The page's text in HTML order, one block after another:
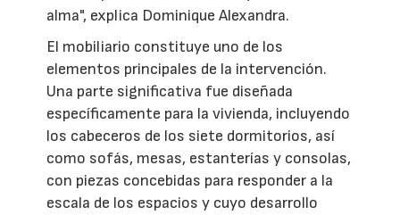
alma", explica Dominique Alexandra.
El mobiliario constituye uno de los
elementos principales de la intervención.
Una parte significativa fue diseñada
específicamente para la vivienda, incluyendo
los cabeceros de los siete dormitorios, así
como sofás, mesas, estanterías y consolas,
con piezas concebidas para responder a la
escala de los espacios y cuyo desarrollo